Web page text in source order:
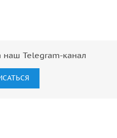
наш Telegram-канал